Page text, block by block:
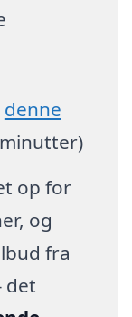
denne
op for
og
fra
det